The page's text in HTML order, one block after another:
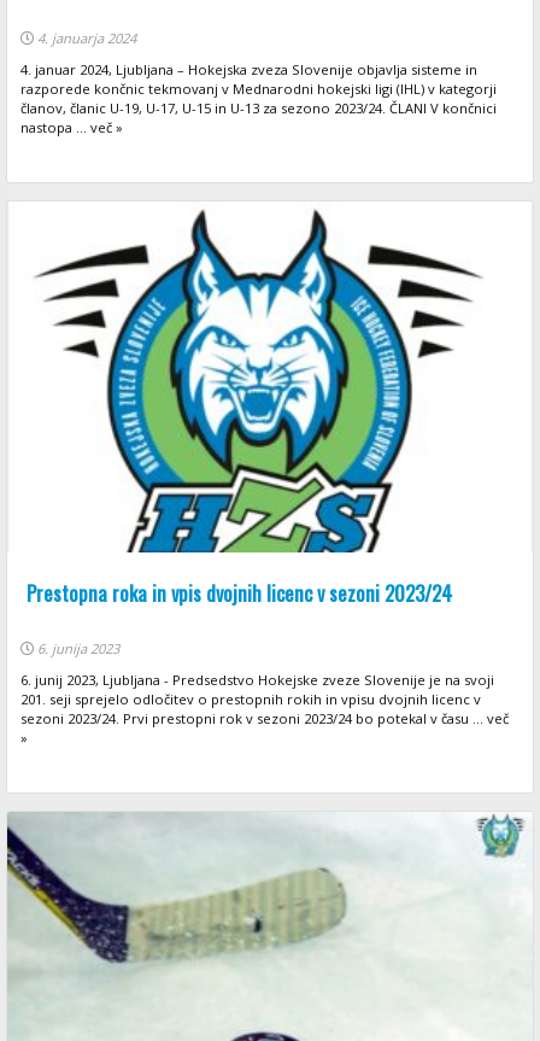
4. januarja 2024
4. januar 2024, Ljubljana – Hokejska zveza Slovenije objavlja sisteme in
razporede končnic tekmovanj v Mednarodni hokejski ligi (IHL) v kategorji
članov, članic U-19, U-17, U-15 in U-13 za sezono 2023/24. ČLANI V končnici
nastopa ... več »
Prestopna roka in vpis dvojnih licenc v sezoni 2023/24
6. junija 2023
6. junij 2023, Ljubljana - Predsedstvo Hokejske zveze Slovenije je na svoji
201. seji sprejelo odločitev o prestopnih rokih in vpisu dvojnih licenc v
sezoni 2023/24. Prvi prestopni rok v sezoni 2023/24 bo potekal v času ... več
»